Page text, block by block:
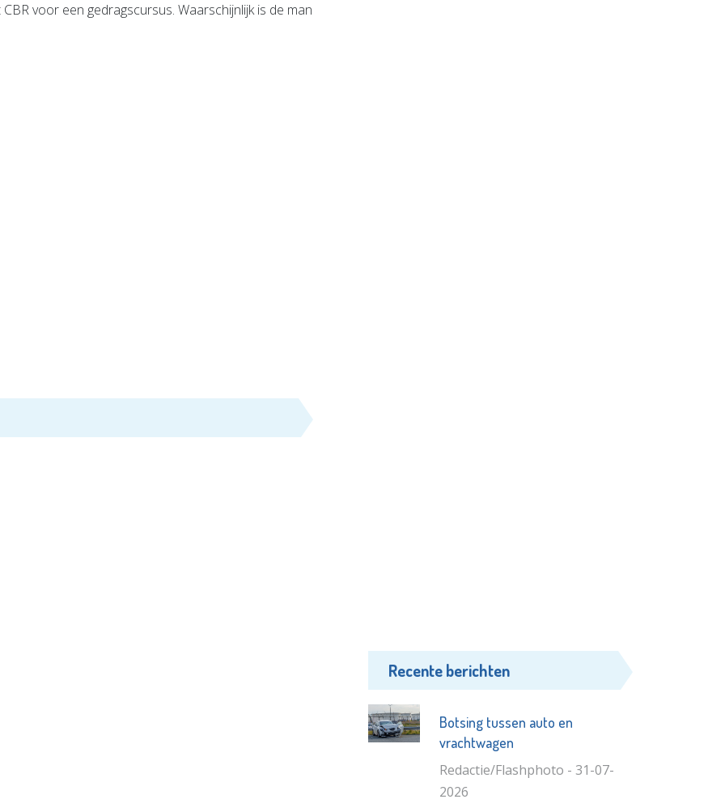
voor een gedragscursus. Waarschijnlijk is de man
Recente berichten
Botsing tussen auto en
vrachtwagen
Redactie/Flashphoto - 31-07-
2026